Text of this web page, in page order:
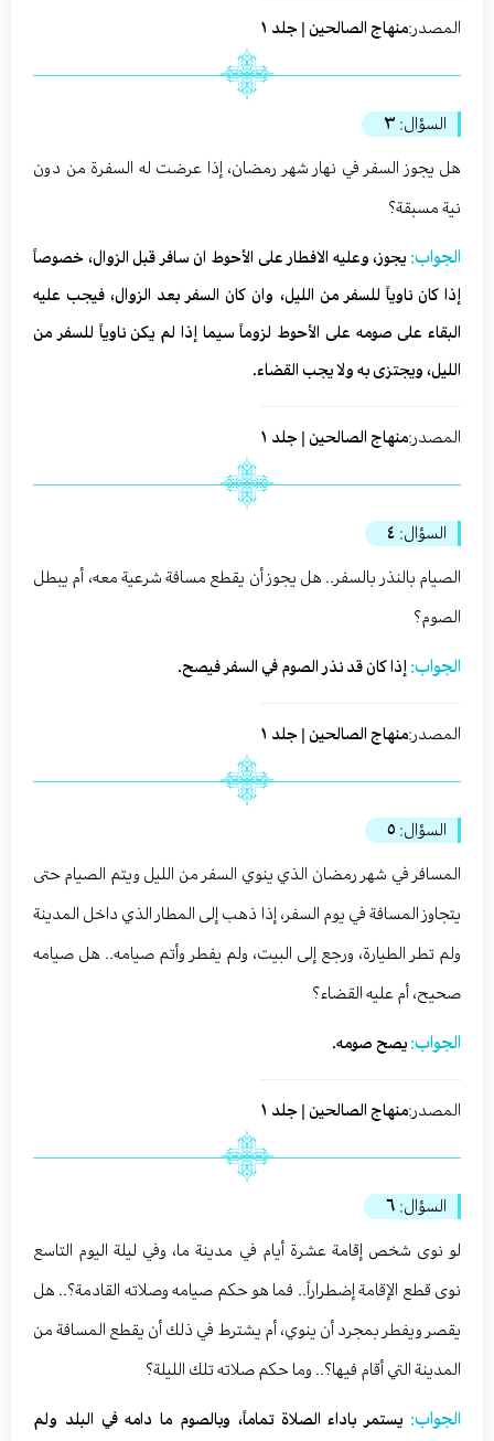
المصدر:منهاج الصالحين | جلد ١
السؤال: ٣
هل يجوز السفر في نهار شهر رمضان، إذا عرضت له السفرة من دون
نية مسبقة؟
الجواب: يجوز، وعليه الافطار على الأحوط ان سافر قبل الزوال، خصوصاً
إذا كان ناوياً للسفر من الليل، وان كان السفر بعد الزوال، فيجب عليه
البقاء على صومه على الأحوط لزوماً سيما إذا لم يكن ناوياً للسفر من
الليل، ويجتزى به ولا يجب القضاء.
المصدر:منهاج الصالحين | جلد ١
السؤال: ٤
الصيام بالنذر بالسفر.. هل يجوز أن يقطع مسافة شرعية معه، أم يبطل
الصوم؟
الجواب: إذا كان قد نذر الصوم في السفر فيصح.
المصدر:منهاج الصالحين | جلد ١
السؤال: ٥
المسافر في شهر رمضان الذي ينوي السفر من الليل ويتم الصيام حتى
يتجاوز المسافة في يوم السفر، إذا ذهب إلى المطار الذي داخل المدينة
ولم تطر الطيارة، ورجع إلى البيت، ولم يفطر وأتم صيامه.. هل صيامه
صحيح، أم عليه القضاء؟
الجواب: يصح صومه.
المصدر:منهاج الصالحين | جلد ١
السؤال: ٦
لو نوى شخص إقامة عشرة أيام في مدينة ما، وفي ليلة اليوم التاسع
نوى قطع الإقامة إضطراراً.. فما هو حكم صيامه وصلاته القادمة؟.. هل
يقصر ويفطر بمجرد أن ينوي، أم يشترط في ذلك أن يقطع المسافة من
المدينة التي أقام فيها؟.. وما حكم صلاته تلك الليلة؟
الجواب: يستمر باداء الصلاة تماماً، وبالصوم ما دامه في البلد ولم